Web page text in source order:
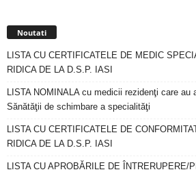
Noutati
LISTA CU CERTIFICATELE DE MEDIC
RIDICA DE LA D.S.P. IASI
LISTA NOMINALA cu medicii rezidenţi care au
Sănătăţii de schimbare a specialităţi
LISTA CU CERTIFICATELE DE
RIDICA DE LA D.S.P. IASI
LISTA CU APROBĂRILE DE ÎNTRERUPERE/